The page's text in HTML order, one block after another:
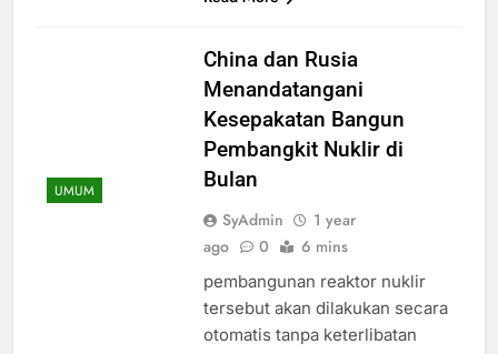
UMUM
China dan Rusia
Menandatangani
Kesepakatan Bangun
Pembangkit Nuklir di
Bulan
SyAdmin
1 year
ago
0 6 mins
pembangunan reaktor nuklir
tersebut akan dilakukan secara
otomatis tanpa keterlibatan